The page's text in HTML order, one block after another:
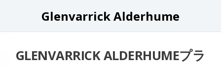
Glenvarrick Alderhume
GLENVARRICK ALDERHUMEプラ